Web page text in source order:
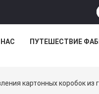
ПУТЕШЕСТВИЕ
картонных коробок из